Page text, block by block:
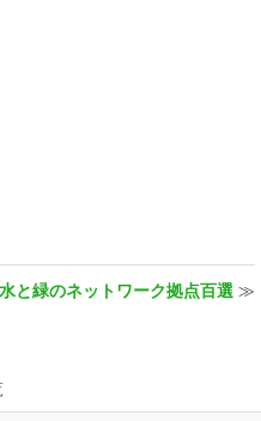
と緑のネットワーク拠点百選 ≫